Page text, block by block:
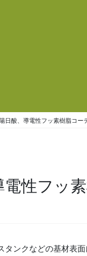
日酸、導電性フッ素樹脂コー
電性フッ
ンクなどの基材表